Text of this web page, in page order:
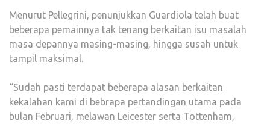
Menurut Pellegrini, penunjukkan Guardiola telah buat
beberapa pemainnya tak tenang berkaitan isu masalah
masa depannya masing-masing, hingga susah untuk
tampil maksimal.
“Sudah pasti terdapat beberapa alasan berkaitan
kekalahan kami di bebrapa pertandingan utama pada
bulan Februari, melawan Leicester serta Tottenham,